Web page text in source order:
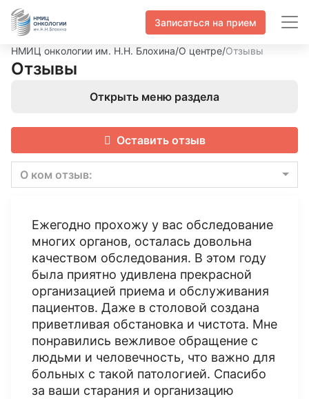
Записаться на прием
НМИЦ онкологии им. Н.Н. Блохина/О центре/Отзывы
Отзывы
Открыть меню раздела
Оставить отзыв
О ком отзыв:
Ежегодно прохожу у вас обследование
многих органов, осталась довольна
качеством обследования. В этом году
была приятно удивлена прекрасной
организацией приема и обслуживания
пациентов. Даже в столовой создана
приветливая обстановка и чистота. Мне
понравились вежливое обращение с
людьми и человечность, что важно для
больных с такой патологией. Спасибо
за ваши старания и организацию